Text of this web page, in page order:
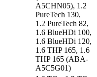
A5CHN05), 1.2
PureTech 130,
1.2 PureTech 82,
1.6 BlueHDi 100,
1.6 BlueHDi 120,
1.6 THP 165, 1.6
THP 165 (ABA-
A5C5G01)